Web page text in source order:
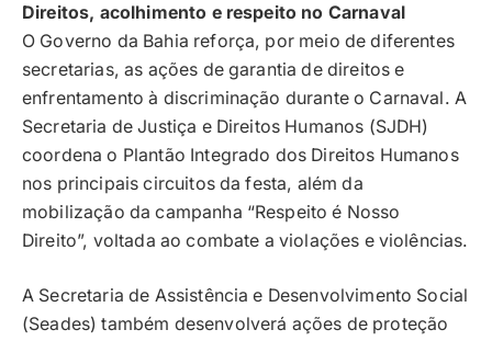
Direitos, acolhimento e respeito no Carnaval
O Governo da Bahia reforça, por meio de diferentes
secretarias, as ações de garantia de direitos e
enfrentamento à discriminação durante o Carnaval. A
Secretaria de Justiça e Direitos Humanos (SJDH)
coordena o Plantão Integrado dos Direitos Humanos
nos principais circuitos da festa, além da
mobilização da campanha “Respeito é Nosso
Direito”, voltada ao combate a violações e violências.
A Secretaria de Assistência e Desenvolvimento Social
(Seades) também desenvolverá ações de proteção